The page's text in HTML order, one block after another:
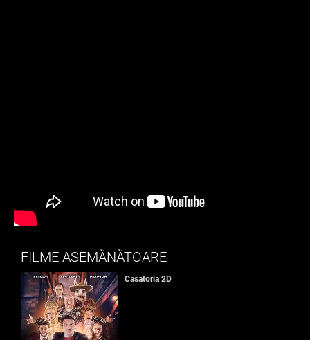
FILME ASEMĂNĂTOARE
Casatoria 2D